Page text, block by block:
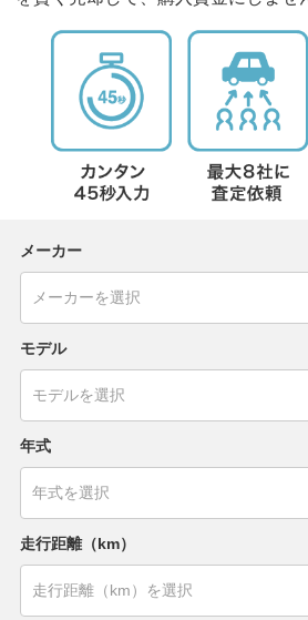
メーカー
モデル
年式
走行距離（km）